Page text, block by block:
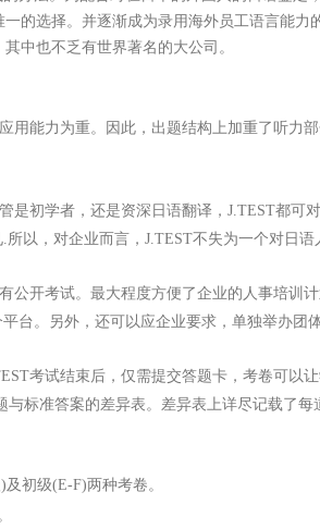
的选择。并逐渐成为录用海外员工语言能
中也不乏有世界著名的大公司。
用能力为重。因此，出题结构上加重了听力
是初学者，还是资深日语翻译，J.TEST都可
以，对企业而言，J.TEST不失为一个对日语
公开考试。最大程度方便了企业的人事培训
台。另外，还可以应企业要求，单独举办团体
考试结束后，仅需提交答题卡，考卷可
与标准答案的差异表。差异表上详尽记载了
初级(E-F)两种考卷。